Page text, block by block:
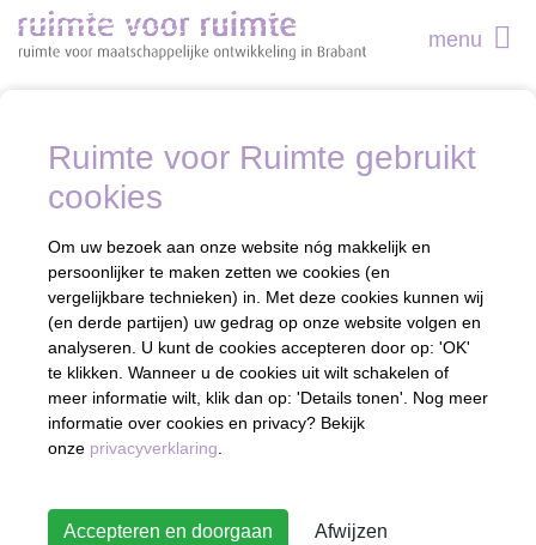
Ruimte voor Ruimte gebruikt
cookies
Om uw bezoek aan onze website nóg makkelijk en
persoonlijker te maken zetten we cookies (en
vergelijkbare technieken) in. Met deze cookies kunnen wij
(en derde partijen) uw gedrag op onze website volgen en
analyseren. U kunt de cookies accepteren door op: 'OK'
te klikken. Wanneer u de cookies uit wilt schakelen of
meer informatie wilt, klik dan op: 'Details tonen'. Nog meer
informatie over cookies en privacy? Bekijk
onze privacyverklaring
Accepteren en doorgaan Afwijzen
menu